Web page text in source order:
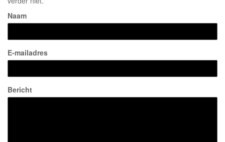
Naam
E-mailadres
Bericht